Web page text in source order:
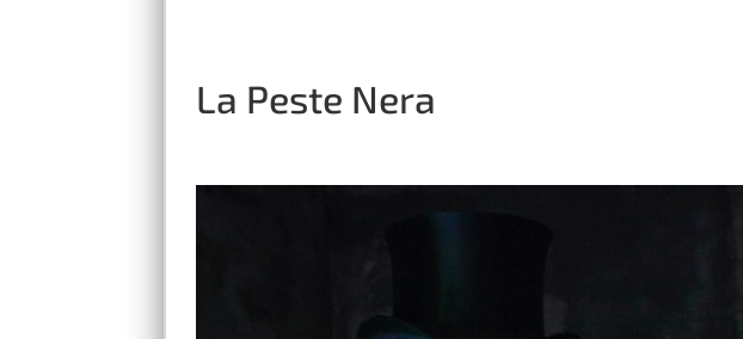
La Peste Nera